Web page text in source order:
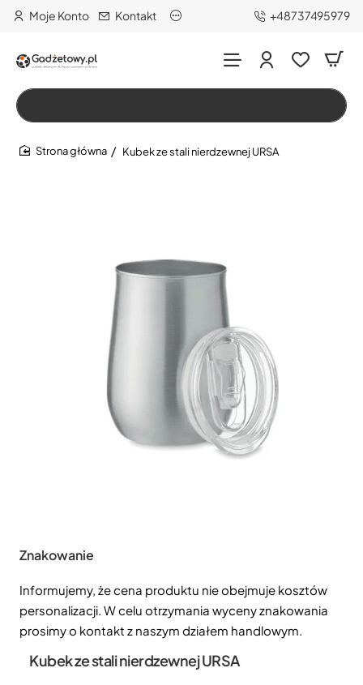
Moje Konto Kontakt +48737495979
Szukaj…
Kubek ze stali nierdzewnej URSA
Znakowanie
Informujemy, że cena produktu nie obejmuje kosztów
personalizacji. W celu otrzymania wyceny znakowania
prosimy o kontakt z naszym działem handlowym.
Kubek ze stali nierdzewnej URSA